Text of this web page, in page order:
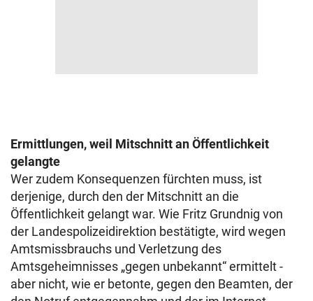
Ermittlungen, weil Mitschnitt an Öffentlichkeit
gelangte
Wer zudem Konsequenzen fürchten muss, ist
derjenige, durch den der Mitschnitt an die
Öffentlichkeit gelangt war. Wie Fritz Grundnig von
der Landespolizeidirektion bestätigte, wird wegen
Amtsmissbrauchs und Verletzung des
Amtsgeheimnisses „gegen unbekannt“ ermittelt -
aber nicht, wie er betonte, gegen den Beamten, der